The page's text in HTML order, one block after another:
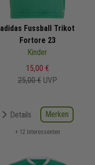
adidas Fussball Trikot
Fortore 23
Kinder
15,00 €
25,00 € UVP
Details Merken
+ 12 Interessenten